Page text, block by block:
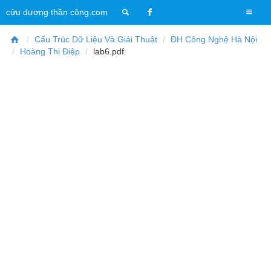
T
o
g
cửu dương thần công.com
Cấu Trúc Dữ Liệu Và Giải Thuật
ĐH Công Nghệ Hà Nội
Hoàng Thị Điệp
lab6.pdf